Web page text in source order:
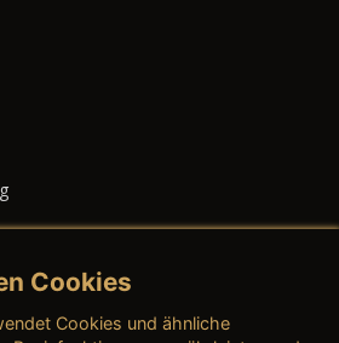
Cookies
Cookies und ähnliche